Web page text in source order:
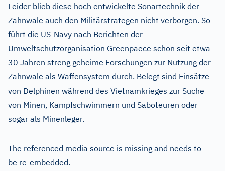
Leider blieb diese hoch entwickelte Sonartechnik der
Zahnwale auch den Militärstrategen nicht verborgen. So
führt die US-Navy nach Berichten der
Umweltschutzorganisation Greenpaece schon seit etwa
30 Jahren streng geheime Forschungen zur Nutzung der
Zahnwale als Waffensystem durch. Belegt sind Einsätze
von Delphinen während des Vietnamkrieges zur Suche
von Minen, Kampfschwimmern und Saboteuren oder
sogar als Minenleger.
The referenced media source is missing and needs to
be re-embedded.